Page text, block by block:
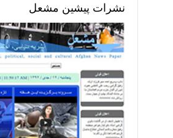
نشرات پیشین مشعل